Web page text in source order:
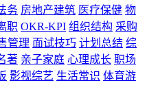
务 房地产建筑 医疗保健 物
职 OKR-KPI 组织结构 采购
管理 面试技巧 计划总结 综
著 亲子家庭 心理成长 职场
影视综艺 生活常识 体育游